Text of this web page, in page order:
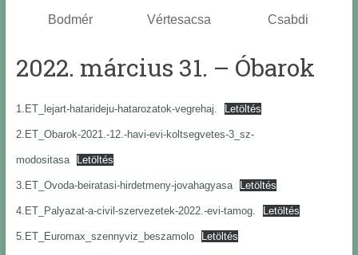
Bodmér Vértesacsa Csabdi
2022. március 31. – Óbarok
1.ET_lejart-hatarideju-hatarozatok-vegrehaj. Letöltés
2.ET_Obarok-2021.-12.-havi-evi-koltsegvetes-3_sz-
modositasa Letöltés
3.ET_Ovoda-beiratasi-hirdetmeny-jovahagyasa Letöltés
4.ET_Palyazat-a-civil-szervezetek-2022.-evi-tamog. Letöltés
5.ET_Euromax_szennyviz_beszamolo Letöltés